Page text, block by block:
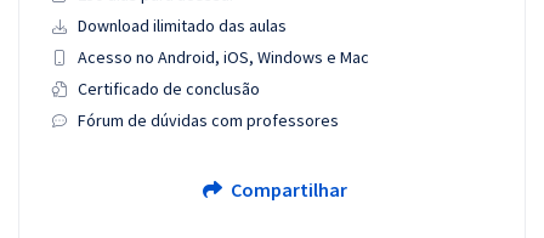
Download ilimitado das aulas
Acesso no Android, iOS, Windows e Mac
Certificado de conclusão
Fórum de dúvidas com professores
Compartilhar